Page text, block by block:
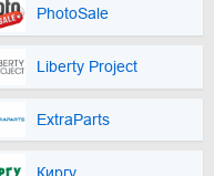
PhotoSale
Liberty Project
ExtraParts
Киргу